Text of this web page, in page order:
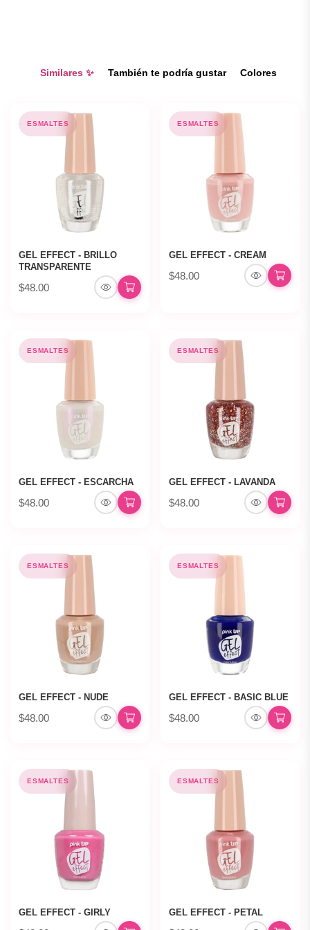
Similares ✨ También te podría gustar Colores
ESMALTES
GEL EFFECT - BRILLO
TRANSPARENTE
$48.00
ESMALTES
GEL EFFECT - CREAM
$48.00
ESMALTES
GEL EFFECT - ESCARCHA
$48.00
ESMALTES
GEL EFFECT - LAVANDA
$48.00
ESMALTES
GEL EFFECT - NUDE
$48.00
ESMALTES
GEL EFFECT - BASIC BLUE
$48.00
ESMALTES
GEL EFFECT - GIRLY
ESMALTES
GEL EFFECT - PETAL